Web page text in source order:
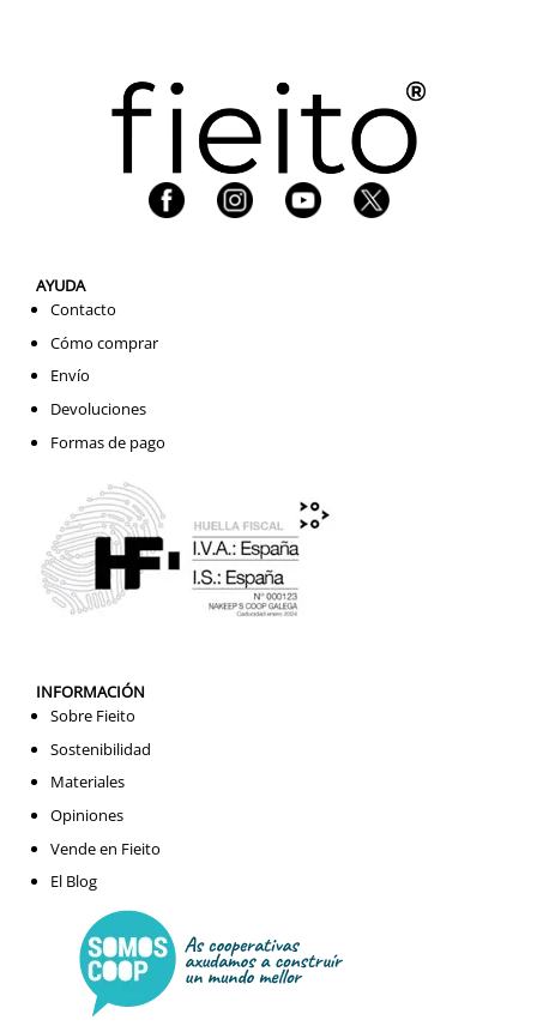
AYUDA
Contacto
Cómo comprar
Envío
Devoluciones
Formas de pago
INFORMACIÓN
Sobre Fieito
Sostenibilidad
Materiales
Opiniones
Vende en Fieito
El Blog